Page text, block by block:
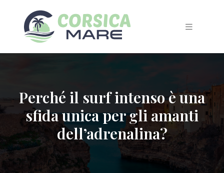
Perché il surf intenso è una
sfida unica per gli amanti
dell’adrenalina?